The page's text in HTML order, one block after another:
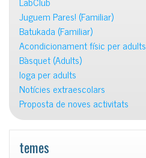
Juguem Pares! (Familiar)
Batukada (Familiar)
Acondicionament físic per adults
Bàsquet (Adults)
Ioga per adults
Notícies extraescolars
Proposta de noves activitats
temes